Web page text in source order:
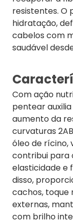
resistentes. O
hidratação,
cabelos com
saudável
Com ação
pentear
aumento da
curvaturas
óleo de rícino,
contribui para
elasticidade e
disso,
cachos, toque
externas,
com brilho